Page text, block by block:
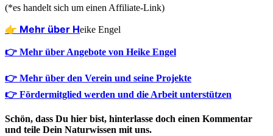
(*es han­delt sich um einen Affiliate-Link)
👉 Mehr über Heike Engel
👉 Mehr über Angebote von Heike Engel
👉 Mehr über den Verein und seine Projekte
👉 Fördermitglied werden und die Arbeit unterstützen
Schön, dass Du hier bist, hinterlasse doch einen Kommentar
und teile Dein Naturwissen mit uns.